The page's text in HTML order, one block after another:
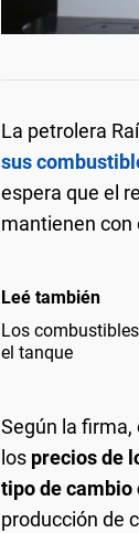
La petrolera
sus
espera que el
mantienen con
Leé también
Los
el tanque
Según la
los precios de
tipo de cambio
producción de